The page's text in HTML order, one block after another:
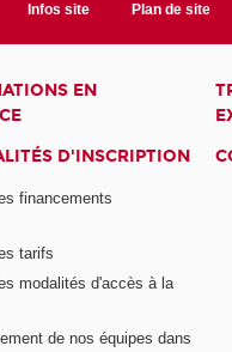
Infos site Plan de site
EN
D'INSCRIPTION
financements
tarifs
modalités d'accès à la
de nos équipes dans